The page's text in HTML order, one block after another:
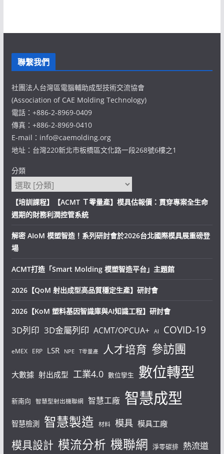
聯繫我們
社團法人台灣區電腦輔助成型技術交流協會
(Association of CAE Molding Technology)
電話：+886-2-8969-0409
傳真：+886-2-8969-0410
E-mail：info@caemolding.org
地址：台灣220新北市板橋區文化路一段268號6樓之1
分類
【培訓課程】【ACMT Ｔ零量產】模具估報價：貫穿專案全生命
週期的財務利潤控管系統
解密 AIoM 模塑智造！系列研討會於2026台北國際模具展重磅登
場
ACMT打造「Smart Molding 模塑智造平台」主題館
2026【QoM 射出成型高品質穩定生產】研討會
2026【KoM 塑料基因智識庫與AI知識工程】研討會
3D列印 3D金屬列印 ACMT/OPCUA+ AI COVID-19
eMEX ERP LSR NPE T零量產 人才培育 參訪團
大數據 射出成型 工業4.0 數位孿生 數位轉型
新南向 智慧型射出機聯網 智慧工廠 智慧成型
智慧檢測 智慧製造 材料 模具 模具工廠
模具設計 模流分析 機聯網 淨零碳排 熱流道